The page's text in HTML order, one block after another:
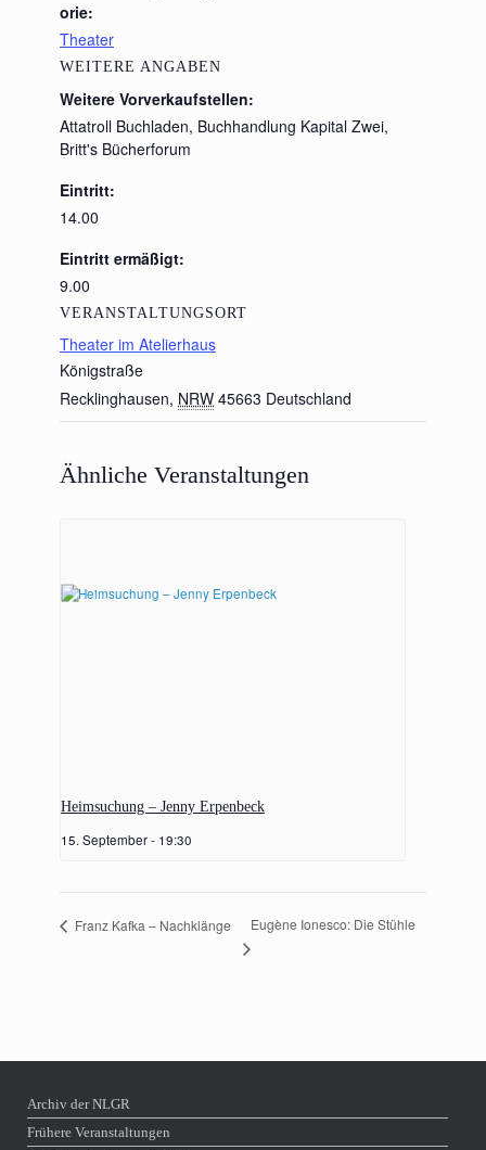
orie:
Theater
VERANSTALTUNGSORT
Theater im Atelierhaus
Königstraße
Recklinghausen, NRW 45663 Deutschland
WEITERE ANGABEN
Weitere Vorverkaufstellen:
Attatroll Buchladen, Buchhandlung Kapital Zwei,
Britt's Bücherforum
Eintritt:
14.00
Eintritt ermäßigt:
9.00
Ähnliche Veranstaltungen
Heimsuchung – Jenny Erpenbeck
15. September - 19:30
Franz Kafka – Nachklänge Eugène Ionesco: Die Stühle
Archiv der NLGR
Frühere Veranstaltungen